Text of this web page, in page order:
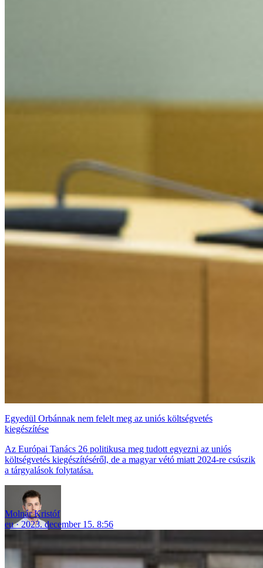
Egyedül Orbánnak nem felelt meg az uniós költségvetés
kiegészítése
Az Európai Tanács 26 politikusa meg tudott egyezni az uniós
költségvetés kiegészítéséről, de a magyar vétó miatt 2024-re csúszik
a tárgyalások folytatása.
Molnár Kristóf
eu
2023. december 15. 8:56